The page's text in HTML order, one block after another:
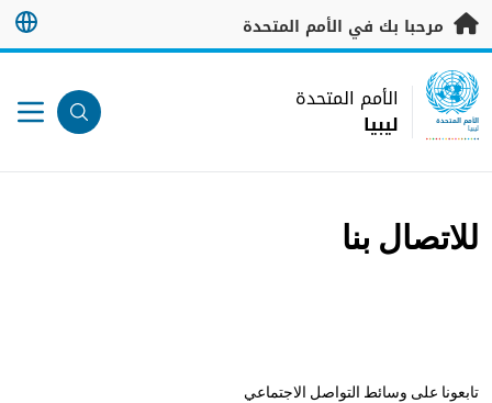
تخطى إلى المحتوى الرئيسي
مرحبا بك في الأمم المتحدة
UN Logo
الأمم المتحدة
ليبيا
الأمم المتحدة
ليبيا
للاتصال بنا
تابعونا على وسائط التواصل الاجتماعي